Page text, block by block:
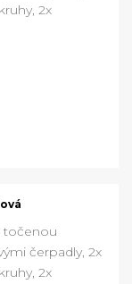
2x
točenou
čerpadly, 2x
2x